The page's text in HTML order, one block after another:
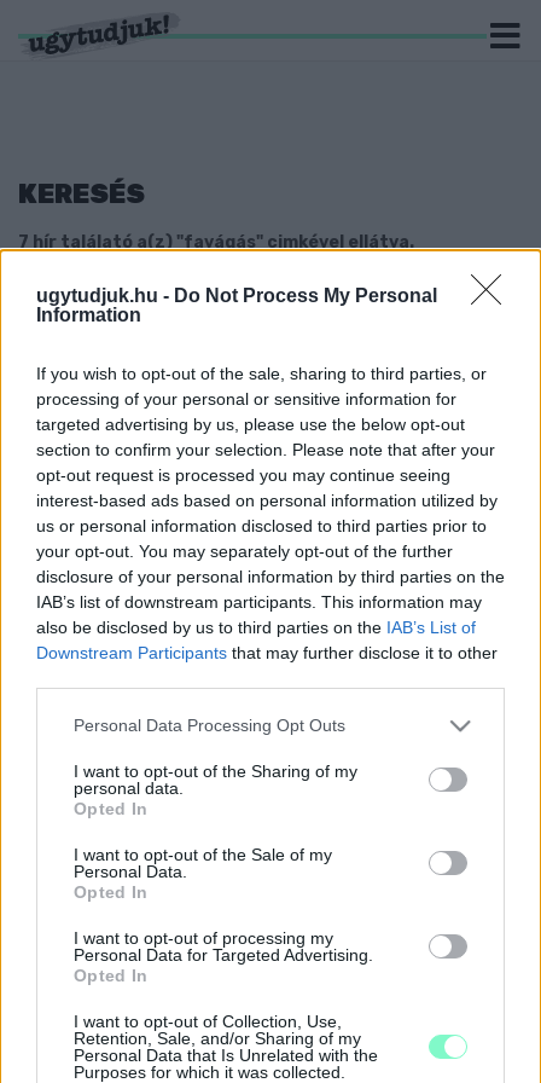
ugytudjuk.hu - Do Not Process My Personal
Information
If you wish to opt-out of the sale, sharing to third parties, or
processing of your personal or sensitive information for
targeted advertising by us, please use the below opt-out
section to confirm your selection. Please note that after your
opt-out request is processed you may continue seeing
interest-based ads based on personal information utilized by
us or personal information disclosed to third parties prior to
your opt-out. You may separately opt-out of the further
disclosure of your personal information by third parties on the
IAB’s list of downstream participants. This information may
also be disclosed by us to third parties on the IAB’s List of
Downstream Participants that may further disclose it to other
Please note that this website/app uses one or more Google
not limited to your visit or usage behaviour. You may click to
grant or deny consent to Google and its third-party tags to
use your data for below specified purposes in below Google
consent section.
Personal Data Processing Opt Outs
I want to opt-out of the Sharing of my
personal data.
Opted In
I want to opt-out of the Sale of my
Personal Data.
Opted In
I want to opt-out of processing my
Personal Data for Targeted Advertising.
Opted In
I want to opt-out of Collection, Use,
Retention, Sale, and/or Sharing of my
Personal Data that Is Unrelated with the
Purposes for which it was collected.
KERESÉS
7 hír találató a(z) "favágás" cimkével ellátva.
NEM LAKÓPARK, BÖLCSŐDE ÉPÜL
SZOMBATHELYEN A KÖZÉPHEGYI ÚTON
A fákat a gyerekek védelme miatt kellett kivágni.
ARRA KÉRTE AZ ÖNKORMÁNYZAT A
SZOMBATHELYI TELEKTULAJDONOST, HOGY
METSSZE MEG A VESZÉLYES FÁKAT, ERRE Ő
KIIRTOTTA AZ EGÉSZ FASORT
2020. július. 22. 11:09
Szomorú a látvány a Petőfi-telep és a Rába gyár között.
KIDERÜLT, MI VOLT AZ A NAGY TITOK, AMI
MIATT NEM MEHETTÜNK BE A KŐSZEGI
KÖZMEGHALLGATÁSRA
Rekordgyorsasággal került nyilvánosságra az ülés 3 órás
hanganyaga.
HASZNOS LESZ A KŐSZEGI-HEGYSÉGRE
TERVEZETT ÚJ FAKITERMELŐ ÚT
Ma tartanak közmeghallgatást a témában, végre nem csak a
levelezgetés fog menni.
AKKOR AZ EGÉSZ ERDÉSZETI ÚT
ÉRTELMETLENNÉ VÁLIK
Básthy Béla azt írja, hogy a Pogányi út az erdészet állításával
ellentétben nem elkerülő út, és a lakók városon belüli napi
forgalmának lebonyolításában nagyon fontos szerepe van.